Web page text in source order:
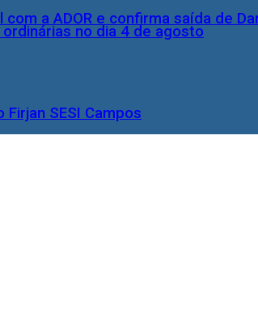
a ADOR e confirma saída de
SESI Campos
no dia 4 de agosto